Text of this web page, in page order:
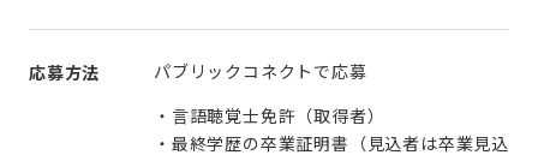
応募方法
パブリックコネクトで応募
・言語聴覚士免許（取得者）
・最終学歴の卒業証明書（見込者は卒業見込